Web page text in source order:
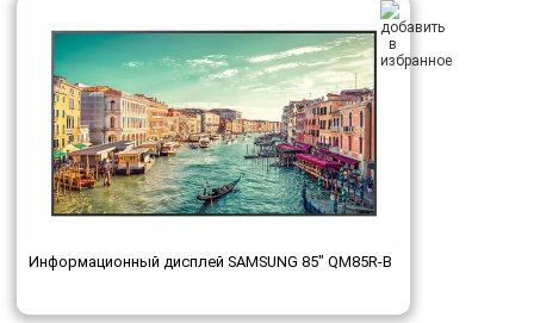
Информационный дисплей SAMSUNG 85" QM85R-B